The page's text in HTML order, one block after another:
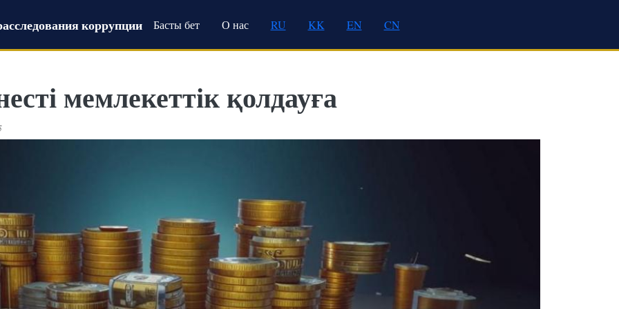
коррупцииMain navigation
Басты бет О нас RU KK EN CN
мемлекеттік қолдауға